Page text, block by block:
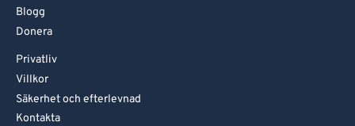
Blogg
Donera
Privatliv
Villkor
Säkerhet och efterlevnad
Kontakta